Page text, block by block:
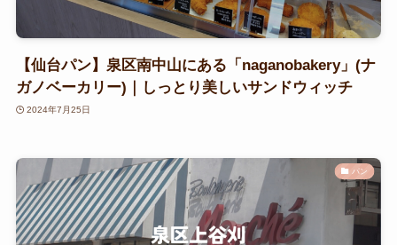
【仙台パン】泉区南中山にある「naganobakery」(ナ
ガノベーカリー)｜しっとり美しいサンドウィッチ
2024年7月25日
パン